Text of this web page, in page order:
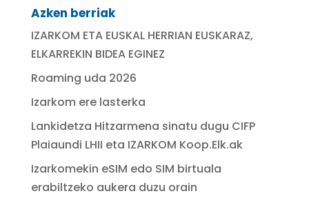
Azken berriak
IZARKOM ETA EUSKAL HERRIAN EUSKARAZ,
ELKARREKIN BIDEA EGINEZ
Roaming uda 2026
Izarkom ere lasterka
Lankidetza Hitzarmena sinatu dugu CIFP
Plaiaundi LHII eta IZARKOM Koop.Elk.ak
Izarkomekin eSIM edo SIM birtuala
erabiltzeko aukera duzu orain